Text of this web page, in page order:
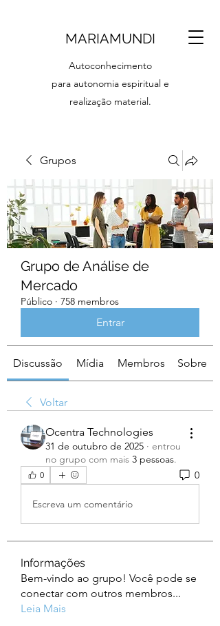
MARIAMUNDI
Autoconhecimento
para autonomia espiritual e
realização material.
Grupos
Grupo de Análise de
Mercado
Público · 758 membros
Entrar
Discussão Mídia Membros Sobre
Voltar
Ocentra Technologies
31 de outubro de 2025 · entrou
no grupo com mais 3 pessoas.
0 0
Escreva um comentário
Informações
Bem-vindo ao grupo! Você pode se
conectar com outros membros...
Leia Mais